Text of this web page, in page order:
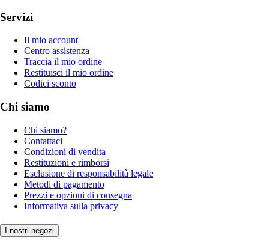
Servizi
Il mio account
Centro assistenza
Traccia il mio ordine
Restituisci il mio ordine
Codici sconto
Chi siamo
Chi siamo?
Contattaci
Condizioni di vendita
Restituzioni e rimborsi
Esclusione di responsabilità legale
Metodi di pagamento
Prezzi e opzioni di consegna
Informativa sulla privacy
I nostri negozi